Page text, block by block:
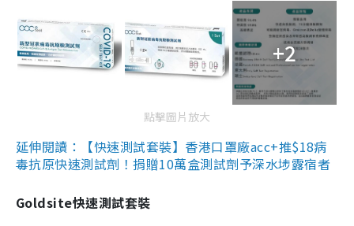
+2
點擊圖片放大
延伸閱讀：【快速測試套裝】香港口罩廠acc+推$18病
毒抗原快速測試劑！捐贈10萬盒測試劑予深水埗露宿者
Goldsite快速測試套裝